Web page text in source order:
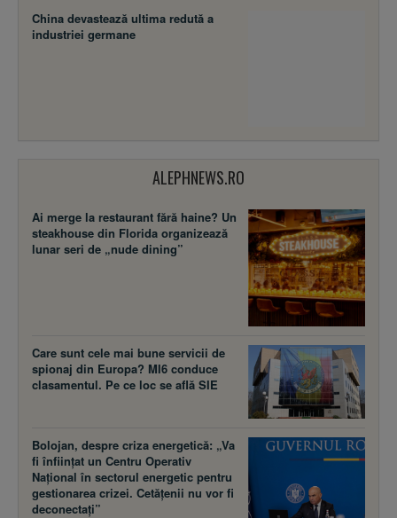
China devastează ultima redută a
industriei germane
ALEPHNEWS.RO
Ai merge la restaurant fără haine? Un
steakhouse din Florida organizează
lunar seri de „nude dining”
Care sunt cele mai bune servicii de
spionaj din Europa? MI6 conduce
clasamentul. Pe ce loc se află SIE
Bolojan, despre criza energetică: „Va
fi înființat un Centru Operativ
Național în sectorul energetic pentru
gestionarea crizei. Cetățenii nu vor fi
deconectați”